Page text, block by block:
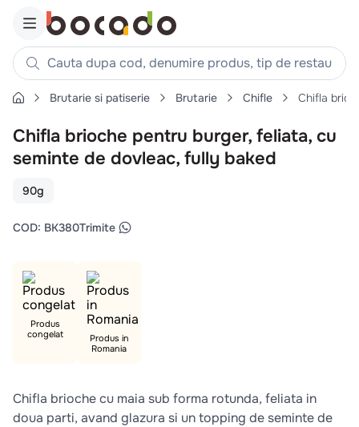
Cauta dupa cod, denumire produs, tip de restaurant,
Căutări populare
1. cartofi
2. piept pui
. pui
. ceafa
aripi
croissant
Brutarie si patiserie Brutarie Chifle Chifla
Chifla brioche pentru burger, feliata, cu
seminte de dovleac, fully baked
90g
COD: BK380Trimite
Produs
congelat
Produs in
Romania
Chifla brioche cu maia sub forma rotunda, feliata in
doua parti, avand glazura si un topping de seminte de